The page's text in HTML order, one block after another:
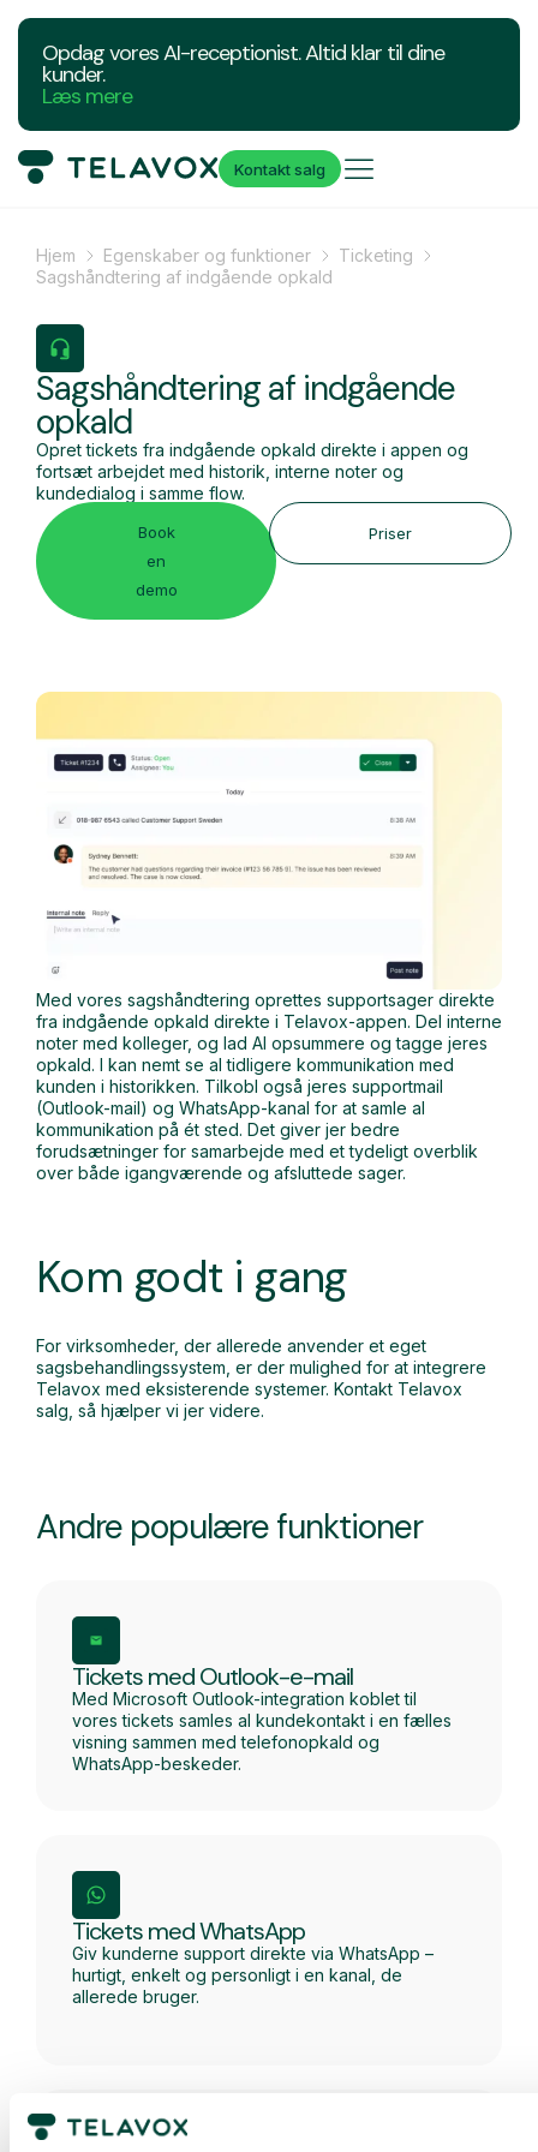
Opdag vores AI-receptionist. Altid klar til dine
kunder.
Læs mere
Kontakt salg
Hjem Egenskaber og funktioner
Ticketing
Sagshåndtering af indgående opkald
Sagshåndtering af indgående
opkald
Opret tickets fra indgående opkald direkte i appen og
fortsæt arbejdet med historik, interne noter og
kundedialog i samme flow.
Book
en
demo
Priser
Med vores sagshåndtering oprettes supportsager direkte
fra indgående opkald direkte i Telavox-appen. Del interne
noter med kolleger, og lad AI opsummere og tagge jeres
opkald. I kan nemt se al tidligere kommunikation med
kunden i historikken. Tilkobl også jeres supportmail
(Outlook-mail) og WhatsApp-kanal for at samle al
kommunikation på ét sted. Det giver jer bedre
forudsætninger for samarbejde med et tydeligt overblik
over både igangværende og afsluttede sager.
Kom godt i gang
For virksomheder, der allerede anvender et eget
sagsbehandlingssystem, er der mulighed for at integrere
Telavox med eksisterende systemer. Kontakt Telavox
salg, så hjælper vi jer videre.
Andre populære funktioner
Tickets med Outlook-e-mail
Med Microsoft Outlook-integration koblet til
vores tickets samles al kundekontakt i en fælles
visning sammen med telefonopkald og
WhatsApp-beskeder.
Tickets med WhatsApp
Giv kunderne support direkte via WhatsApp –
hurtigt, enkelt og personligt i en kanal, de
allerede bruger.